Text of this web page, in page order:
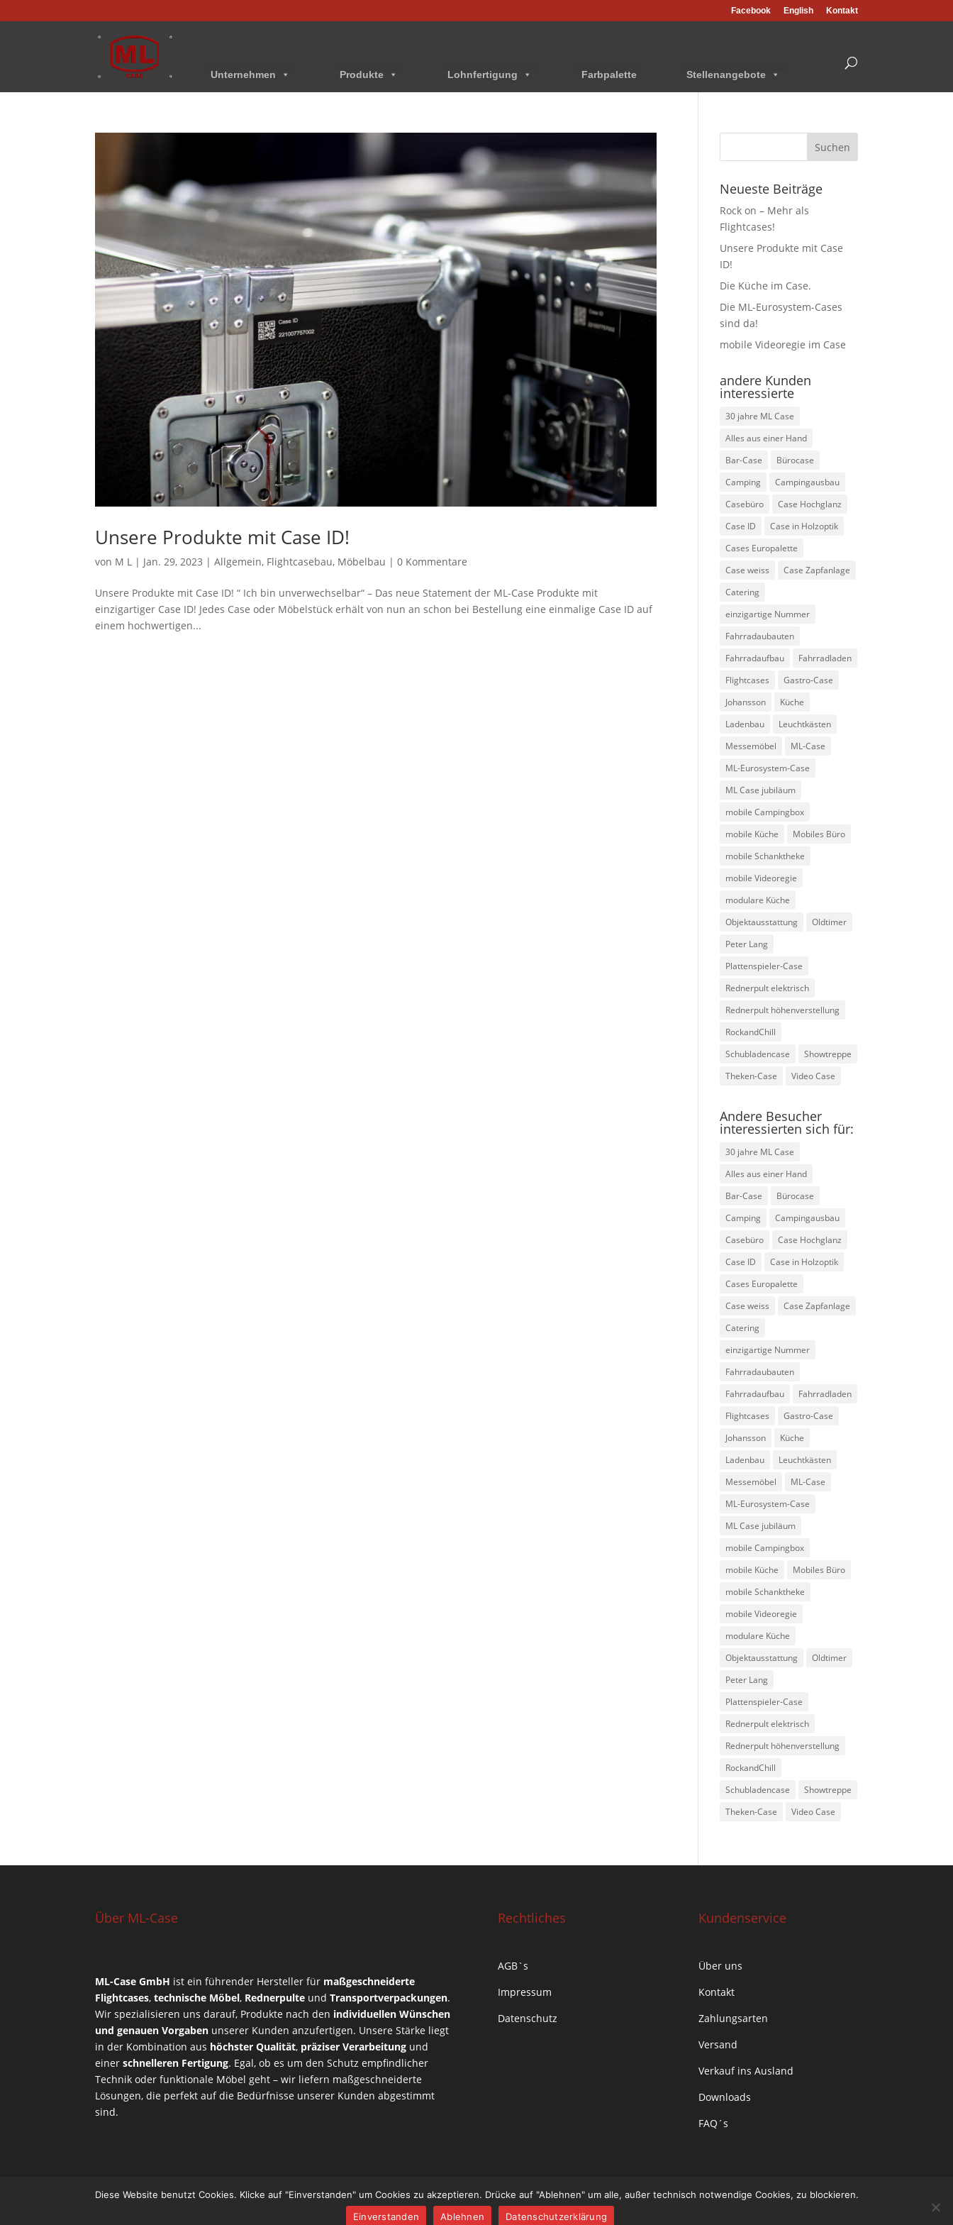
Facebook English Kontakt
Unternehmen Produkte Lohnfertigung Farbpalette Stellenangebote
Unsere Produkte mit Case ID!
von M L | Jan. 29, 2023 |Allgemein, Flightcasebau, Möbelbau |0 Kommentare
Unsere Produkte mit Case ID! “ Ich bin unverwechselbar“ – Das neue Statement der ML-Case Produkte mit
einzigartiger Case ID! Jedes Case oder Möbelstück erhält von nun an schon bei Bestellung eine einmalige Case ID auf
einem hochwertigen...
Neueste Beiträge
Rock on – Mehr als
Flightcases!
Unsere Produkte mit Case
ID!
Die Küche im Case.
Die ML-Eurosystem-Cases
sind da!
mobile Videoregie im Case
andere Kunden
interessierte
30 jahre ML Case
Alles aus einer Hand
Bar-Case
Bürocase
Camping
Campingausbau
Casebüro
Case Hochglanz
Case ID
Case in Holzoptik
Cases Europalette
Case weiss
Case Zapfanlage
Catering
einzigartige Nummer
Fahrradaubauten
Fahrradaufbau
Fahrradladen
Flightcases
Gastro-Case
Johansson
Küche
Ladenbau
Leuchtkästen
Messemöbel
ML-Case
ML-Eurosystem-Case
ML Case jubiläum
mobile Campingbox
mobile Küche
Mobiles Büro
mobile Schanktheke
mobile Videoregie
modulare Küche
Objektausstattung
Oldtimer
Peter Lang
Plattenspieler-Case
Rednerpult elektrisch
Rednerpult höhenverstellung
RockandChill
Schubladencase
Showtreppe
Theken-Case
Video Case
Andere Besucher
interessierten sich für:
30 jahre ML Case
Alles aus einer Hand
Bar-Case
Bürocase
Camping
Campingausbau
Casebüro
Case Hochglanz
Case ID
Case in Holzoptik
Cases Europalette
Case weiss
Case Zapfanlage
Catering
einzigartige Nummer
Fahrradaubauten
Fahrradaufbau
Fahrradladen
Flightcases
Gastro-Case
Johansson
Küche
Ladenbau
Leuchtkästen
Messemöbel
ML-Case
ML-Eurosystem-Case
ML Case jubiläum
mobile Campingbox
mobile Küche
Mobiles Büro
mobile Schanktheke
mobile Videoregie
modulare Küche
Objektausstattung
Oldtimer
Peter Lang
Plattenspieler-Case
Rednerpult elektrisch
Rednerpult höhenverstellung
RockandChill
Schubladencase
Showtreppe
Theken-Case
Video Case
Über ML-Case
ML-Case GmbH ist ein führender Hersteller für maßgeschneiderte
Flightcases,technische Möbel, Rednerpulte undTransportverpackungen.
Wir spezialisieren uns darauf, Produkte nach den individuellen Wünschen
und genauen Vorgaben unserer Kunden anzufertigen. Unsere Stärke liegt
in der Kombination aus höchster Qualität, präziser Verarbeitung und
einerschnelleren Fertigung. Egal, ob es um den Schutz empfindlicher
Technik oder funktionale Möbel geht – wir liefern maßgeschneiderte
Lösungen, die perfekt auf die Bedürfnisse unserer Kunden abgestimmt
sind.
Rechtliches
AGB`s
Impressum
Datenschutz
Kundenservice
Über uns
Kontakt
Zahlungsarten
Versand
Verkauf ins Ausland
Downloads
FAQ´s
Diese Website benutzt Cookies. Klicke auf "Einverstanden" um Cookies zu akzeptieren. Drücke auf "Ablehnen" um alle, außer technisch notwendige Cookies, zu blockieren.
Einverstanden
Ablehnen Datenschutzerklärung